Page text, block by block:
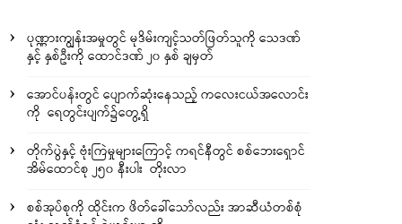
ပုဏ္ဏားကျွန်းအမှုတွင် မုဒိမ်းကျင့်သတ်ဖြတ်သူကို သေဒဏ်
နှင့် နှစ်ဦးကို ထောင်ဒဏ် ၂၀ နှစ် ချမှတ်
အောင်ပန်းတွင် ပျောက်ဆုံးနေသည့် ကလေးငယ်အလောင်း
ကို ရေတွင်းပျက်၌တွေ့ရှိ
တိုက်ပွဲနှင့် ဗုံးကြဲမှုများကြောင့် ကရင်နီတွင် စစ်ဘေးရှောင်
အိမ်ထောင်စု ၂၅၀ နီးပါး တိုးလာ
စစ်အုပ်စုကို ထိုင်းက ဖိတ်ခေါ်သော်လည်း အာဆီယံတစ်စုံ